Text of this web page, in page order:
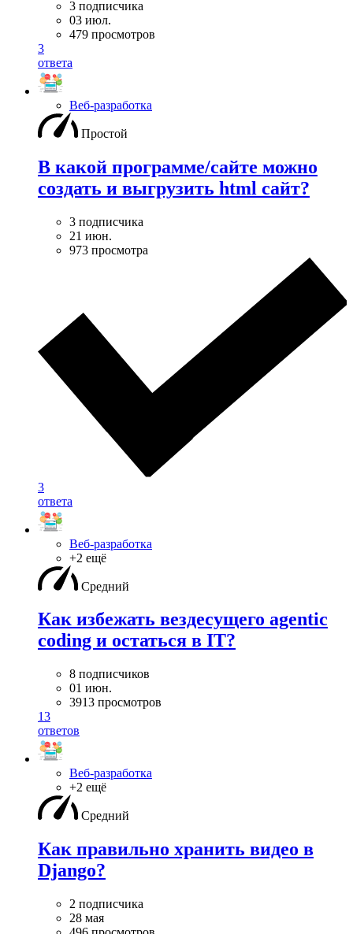
3 подписчика
03 июл.
479 просмотров
3
ответа
Веб-разработка
Простой
В какой программе/сайте можно
создать и выгрузить html сайт?
3 подписчика
21 июн.
973 просмотра
3
ответа
Веб-разработка
+2 ещё
Средний
Как избежать вездесущего agentic
coding и остаться в IT?
8 подписчиков
01 июн.
3913 просмотров
13
ответов
Веб-разработка
+2 ещё
Средний
Как правильно хранить видео в
Django?
2 подписчика
28 мая